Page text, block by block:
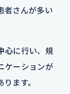
者さんが多い
心に行い、規
ケーションが
ます。